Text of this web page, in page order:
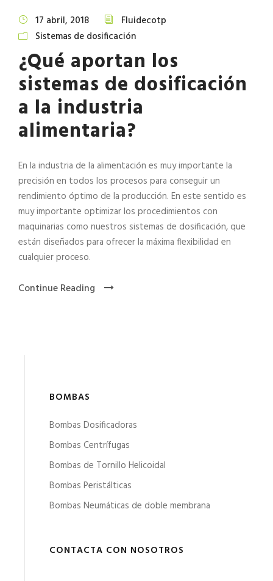
17 abril, 2018
Fluidecotp
Sistemas de dosificación
¿Qué aportan los
sistemas de dosificación
a la industria
alimentaria?
En la industria de la alimentación es muy importante la
precisión en todos los procesos para conseguir un
rendimiento óptimo de la producción. En este sentido es
muy importante optimizar los procedimientos con
maquinarias como nuestros sistemas de dosificación, que
están diseñados para ofrecer la máxima flexibilidad en
cualquier proceso.
Continue Reading
BOMBAS
Bombas Dosificadoras
Bombas Centrífugas
Bombas de Tornillo Helicoidal
Bombas Peristálticas
Bombas Neumáticas de doble membrana
CONTACTA CON NOSOTROS